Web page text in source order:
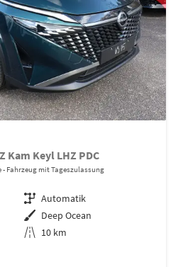
Kam Keyl LHZ PDC
Fahrzeug mit Tageszulassung
Getriebe Automatik
Außenfarbe Deep Ocean
Kilometerstand 10 km